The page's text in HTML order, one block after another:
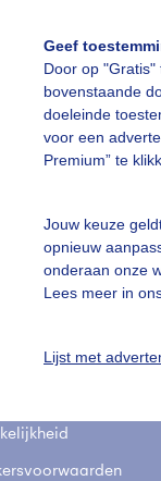
Geef
Door op
bovenstaande
doeleinde
voor een
Premium” te
Jouw keuze
opnieuw
onderaan onze
Lees meer in
Lijst met
vragen